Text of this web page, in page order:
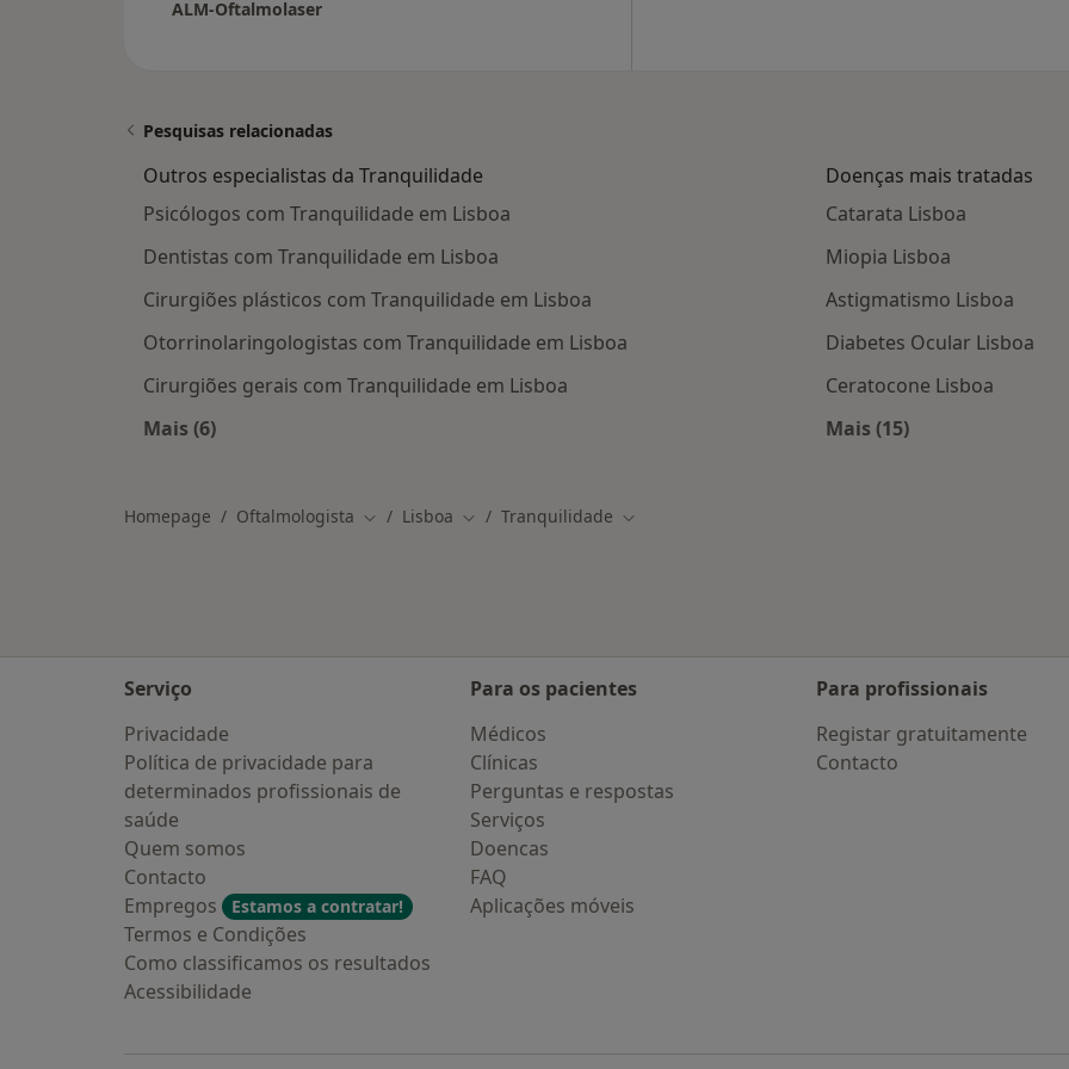
ALM-Oftalmolaser
Pesquisas relacionadas
Outros especialistas da Tranquilidade
Psicólogos com Tranquilidade em Lisboa
Dentistas com Tranquilidade em Lisboa
Cirurgiões plásticos com Tranquilidade em Lisboa
Otorrinolaringologistas com Tranquilidade em Lisboa
Cirurgiões gerais com Tranquilidade em Lisboa
Mais (6)
Doenças mais tratadas
Catarata Lisboa
Miopia Lisboa
Astigmatismo Lisboa
Diabetes Ocular Lisboa
Ceratocone Lisboa
Mais (15)
Homepage Oftalmologista Mudar de cidade
Lisboa Mudar de cidade
Tranquilidade Mudar de cidade
Serviço
Privacidade
Política de privacidade para
determinados profissionais de
saúde
Quem somos
Contacto
Empregos
Estamos a contratar!
Termos e Condições
Como classificamos os resultados
Acessibilidade
Para os pacientes
Médicos
Clínicas
Perguntas e respostas
Serviços
Doencas
FAQ
Aplicações móveis
Para profissionais
Registar gratuitamente
Contacto